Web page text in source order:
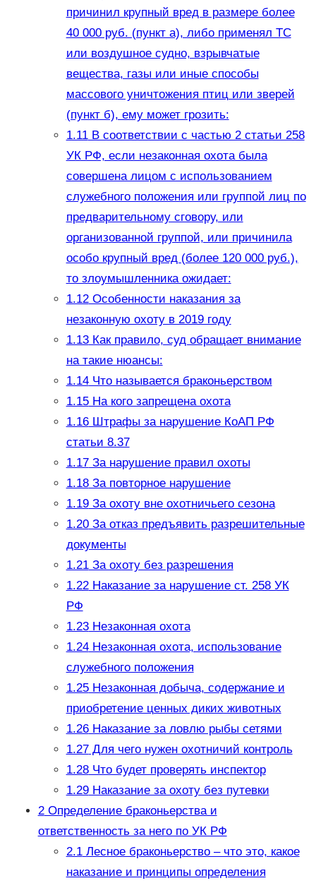
причинил крупный вред в размере более
40 000 руб. (пункт а), либо применял ТС
или воздушное судно, взрывчатые
вещества, газы или иные способы
массового уничтожения птиц или зверей
(пункт б), ему может грозить:
1.11В соответствии с частью 2 статьи 258
УК РФ, если незаконная охота была
совершена лицом с использованием
служебного положения или группой лиц по
предварительному сговору, или
организованной группой, или причинила
особо крупный вред (более 120 000 руб.),
то злоумышленника ожидает:
1.12Особенности наказания за
незаконную охоту в 2019 году
1.13Как правило, суд обращает внимание
на такие нюансы:
1.14Что называется браконьерством
1.15На кого запрещена охота
1.16Штрафы за нарушение КоАП РФ
статьи 8.37
1.17За нарушение правил охоты
1.18За повторное нарушение
1.19За охоту вне охотничьего сезона
1.20За отказ предъявить разрешительные
документы
1.21За охоту без разрешения
1.22Наказание за нарушение ст. 258 УК
РФ
1.23Незаконная охота
1.24Незаконная охота, использование
служебного положения
1.25Незаконная добыча, содержание и
приобретение ценных диких животных
1.26Наказание за ловлю рыбы сетями
1.27Для чего нужен охотничий контроль
1.28Что будет проверять инспектор
1.29Наказание за охоту без путевки
2Определение браконьерства и
ответственность за него по УК РФ
2.1Лесное браконьерство – что это, какое
наказание и принципы определения